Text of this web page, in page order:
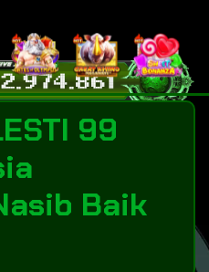
99
Baik